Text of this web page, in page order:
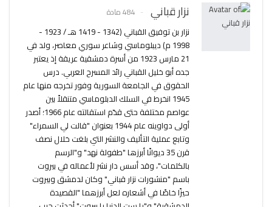
نزار قباني 484 مادة
نزار بن توفيق القباني (1342 - 1419 هـ / 1923 -
1998 م) ديبلوماسي وشاعر سوري معاصر، ولد في
21 مارس 1923 من أسرة دمشقية عريقة إذ يعتبر
جده أبو خليل القباني رائد المسرح العربي. درس
الحقوق في الجامعة السورية وفور تخرجه منها عام
1945 انخرط في السلك الدبلوماسي متنقلاً بين
عواصم مختلفة حتى قدّم استقالته عام 1966؛ أصدر
أولى دواوينه عام 1944 بعنوان "قالت لي السمراء"
وتابع عملية التأليف والنشر التي بلغت خلال نصف
قرن 35 ديوانًا أبرزها "طفولة نهد" و"الرسم
بالكلمات"، وقد أسس دار نشر لأعماله في بيروت
باسم "منشورات نزار قباني" وكان لدمشق وبيروت
حيزًا خاصًا في أشعاره لعل أبرزهما "القصيدة